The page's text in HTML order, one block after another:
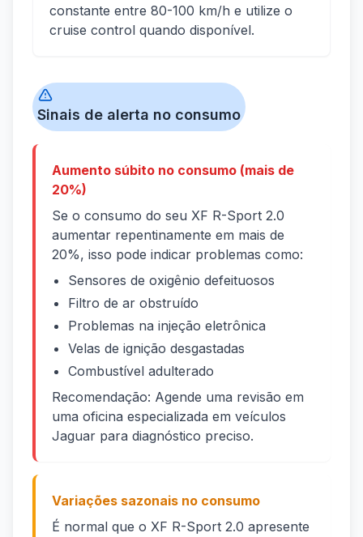
constante entre 80-100 km/h e utilize o
cruise control quando disponível.
Sinais de alerta no consumo
Aumento súbito no consumo (mais de
20%)
Se o consumo do seu XF R-Sport 2.0
aumentar repentinamente em mais de
20%, isso pode indicar problemas como:
Sensores de oxigênio defeituosos
Filtro de ar obstruído
Problemas na injeção eletrônica
Velas de ignição desgastadas
Combustível adulterado
Recomendação: Agende uma revisão em
uma oficina especializada em veículos
Jaguar para diagnóstico preciso.
Variações sazonais no consumo
É normal que o XF R-Sport 2.0 apresente